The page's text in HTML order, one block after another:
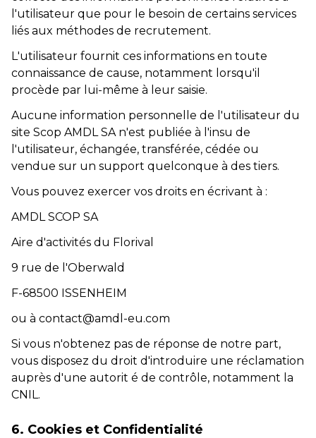
l'utilisateur que pour le besoin de certains services
liés aux méthodes de recrutement.
L'utilisateur fournit ces informations en toute
connaissance de cause, notamment lorsqu'il
procède par lui-même à leur saisie.
Aucune information personnelle de l'utilisateur du
site Scop AMDL SA n'est publiée à l'insu de
l'utilisateur, échangée, transférée, cédée ou
vendue sur un support quelconque à des tiers.
Vous pouvez exercer vos droits en écrivant à :
AMDL SCOP SA
Aire d'activités du Florival
9 rue de l'Oberwald
F-68500 ISSENHEIM
ou à contact@amdl-eu.com
Si vous n'obtenez pas de réponse de notre part,
vous disposez du droit d'introduire une réclamation
auprès d'une autorit é de contrôle, notamment la
CNIL.
6. Cookies et Confidentialité